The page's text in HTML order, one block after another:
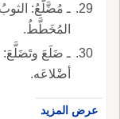
ـ مُضَّلَّعُ:
المُخَطَّطُ.
ـ ضَلَعَ وتَضَلَّعَ:
أضْلاعَه.
عرض المزيد